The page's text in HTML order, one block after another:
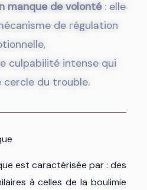
manque de volonté : elle
de régulation
culpabilité intense qui
du trouble.
est caractérisée par : des
à celles de la boulimie